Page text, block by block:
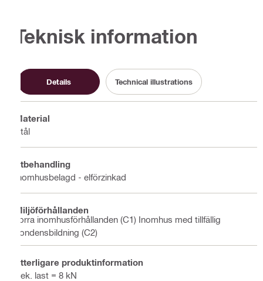
Teknisk information
Details Technical illustrations
Material
Stål
Ytbehandling
Inomhusbelagd - elförzinkad
Miljöförhållanden
Torra inomhusförhållanden (C1) Inomhus med tillfällig
kondensbildning (C2)
Ytterligare produktinformation
Rek. last = 8 kN